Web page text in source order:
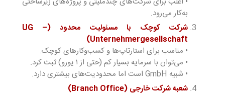
به‌کار می‌رود.
شرکت کوچک با مسئولیت محدود (UG –
Unternehmergesellschaft)
• مناسب برای استارتاپ‌ها و کسب‌وکارهای کوچک.
• می‌توان با سرمایه بسیار کم (حتی از ۱ یورو) ثبت کرد.
• شبیه GmbH است اما محدودیت‌های بیشتری دارد.
شعبه شرکت خارجی (Branch Office)